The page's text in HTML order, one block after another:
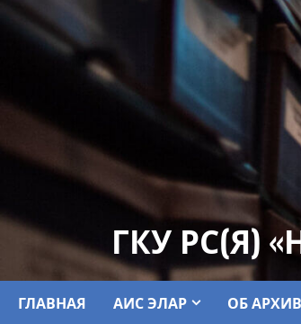
ГКУ РС(Я)
ГЛАВНАЯ АИС ЭЛАР ОБ